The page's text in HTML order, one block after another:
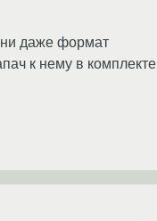
даже формат
к нему в комплекте